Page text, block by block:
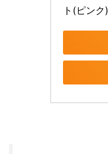
ト(ピンク)